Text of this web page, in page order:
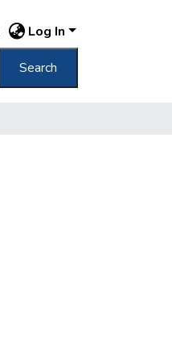
Log In
Search